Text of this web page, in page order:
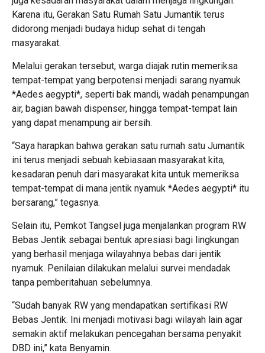
Karena itu, Gerakan Satu Rumah Satu Jumantik terus
didorong menjadi budaya hidup sehat di tengah
masyarakat.
Melalui gerakan tersebut, warga diajak rutin memeriksa
tempat-tempat yang berpotensi menjadi sarang nyamuk
*Aedes aegypti*, seperti bak mandi, wadah penampungan
air, bagian bawah dispenser, hingga tempat-tempat lain
yang dapat menampung air bersih.
“Saya harapkan bahwa gerakan satu rumah satu Jumantik
ini terus menjadi sebuah kebiasaan masyarakat kita,
kesadaran penuh dari masyarakat kita untuk memeriksa
tempat-tempat di mana jentik nyamuk *Aedes aegypti* itu
bersarang,” tegasnya.
Selain itu, Pemkot Tangsel juga menjalankan program RW
Bebas Jentik sebagai bentuk apresiasi bagi lingkungan
yang berhasil menjaga wilayahnya bebas dari jentik
nyamuk. Penilaian dilakukan melalui survei mendadak
tanpa pemberitahuan sebelumnya.
“Sudah banyak RW yang mendapatkan sertifikasi RW
Bebas Jentik. Ini menjadi motivasi bagi wilayah lain agar
semakin aktif melakukan pencegahan bersama penyakit
DBD ini,” kata Benyamin.